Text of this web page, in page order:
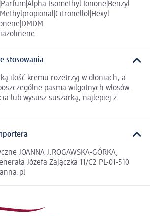
Isomethyl Ionone|Benzyl
stosowania
ilość kremu rozetrzyj w dłoniach, a
pasma wilgotnych włosów.
lub wysusz suszarką, najlepiej z
JOANNA J.ROGAWSKA-GÓRKA,
Józefa Zajączka 11/C2 PL-01-510